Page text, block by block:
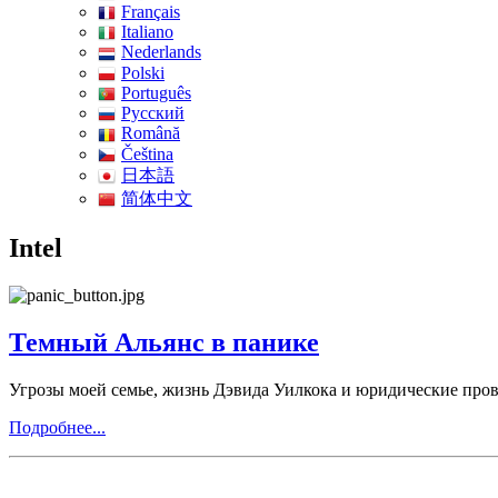
Français
Italiano
Nederlands
Polski
Português
Pусский
Română
Čeština
日本語
简体中文
Intel
Темный Альянс в панике
Угрозы моей семье, жизнь Дэвида Уилкока и юридические
Подробнее...